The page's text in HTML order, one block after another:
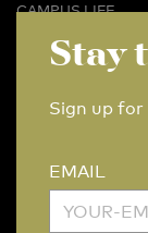
CAMPUS LIFE
VIDEO
BUSINESS &
CONTACT
ARCHIVE
Stay
Sign up
EMAIL